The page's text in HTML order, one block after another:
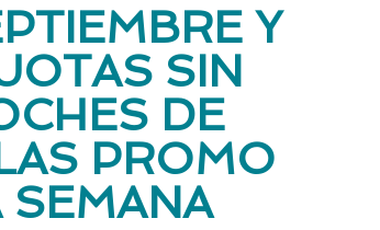
Y
SIN
DE
PROMO
SEMANA